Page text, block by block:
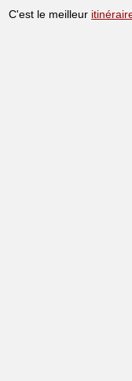
C'est le meilleur